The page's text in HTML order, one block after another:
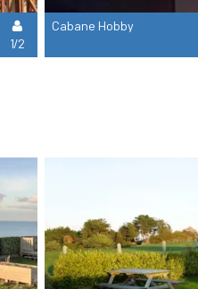
1/2
Cabane Hobby